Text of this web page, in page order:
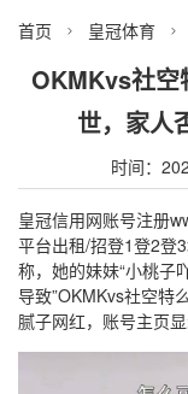
首页  皇冠体育 
OKMKvs社空
世，家人
时间：
皇冠信用网账号注册
平台出租/招登1登2登
称，她的妹妹“小桃子
导致”OKMKvs社空特
腻子网红，账号主页显